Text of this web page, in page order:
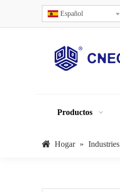
Español
Productos
Hogar » Industries